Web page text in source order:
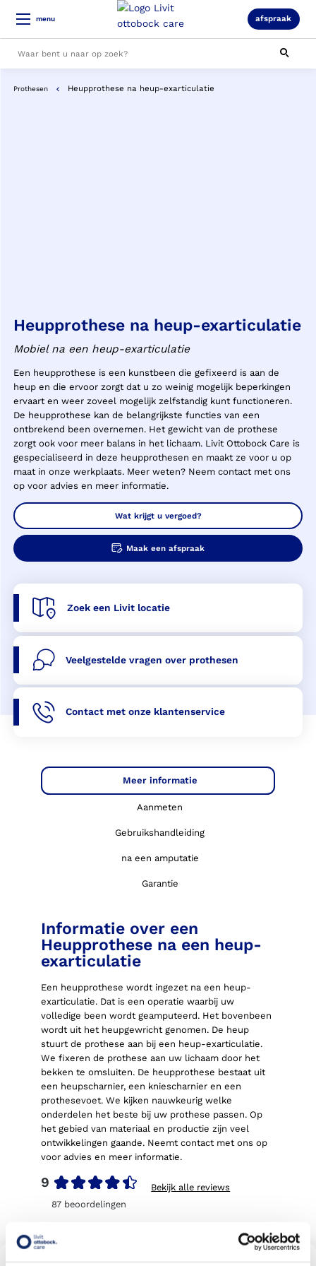
menu afspraak
Alle resultaten
Prothesen Heupprothese na heup-exarticulatie
Heupprothese na heup-exarticulatie
Mobiel na een heup-exarticulatie
Een heupprothese is een kunstbeen die gefixeerd is aan de
heup en die ervoor zorgt dat u zo weinig mogelijk beperkingen
ervaart en weer zoveel mogelijk zelfstandig kunt functioneren.
De heupprothese kan de belangrijkste functies van een
ontbrekend been overnemen. Het gewicht van de prothese
zorgt ook voor meer balans in het lichaam. Livit Ottobock Care is
gespecialiseerd in deze heupprothesen en maakt ze voor u op
maat in onze werkplaats. Meer weten? Neem contact met ons
op voor advies en meer informatie.
Wat krijgt u vergoed?
Maak een afspraak
Zoek een Livit locatie
Veelgestelde vragen over prothesen
Contact met onze klantenservice
Meer informatie
Aanmeten
Gebruikshandleiding
na een amputatie
Garantie
Informatie over een
Heupprothese na een heup-
exarticulatie
Een heupprothese wordt ingezet na een heup-
exarticulatie. Dat is een operatie waarbij uw
volledige been wordt geamputeerd. Het bovenbeen
wordt uit het heupgewricht genomen. De heup
stuurt de prothese aan bij een heup-exarticulatie.
We fixeren de prothese aan uw lichaam door het
bekken te omsluiten. De heupprothese bestaat uit
een heupscharnier, een kniescharnier en een
prothesevoet. We kijken nauwkeurig welke
onderdelen het beste bij uw prothese passen. Op
het gebied van materiaal en productie zijn veel
ontwikkelingen gaande. Neemt contact met ons op
voor advies en meer informatie.
9
87beoordelingen
Bekijk alle reviews